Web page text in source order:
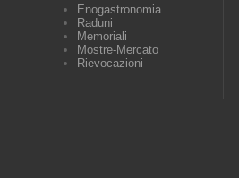
Enogastronomia
Raduni
Memoriali
Mostre-Mercato
Rievocazioni